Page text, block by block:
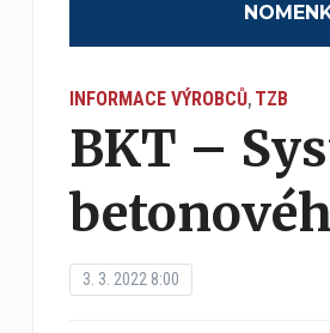
INFORMACE VÝROBCŮ, TZB
BKT –
3. 3. 2022 8:00